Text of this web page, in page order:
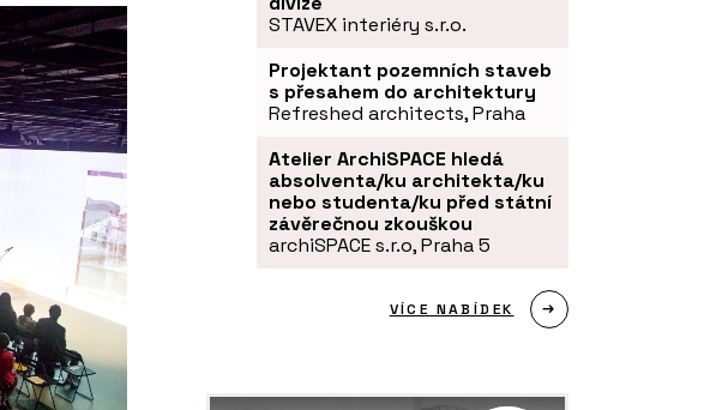
STAVEX interiéry s.r.o.
Projektant pozemních staveb
s přesahem do architektury
Refreshed architects, Praha
Atelier ArchiSPACE hledá
absolventa/ku architekta/ku
nebo studenta/ku před státní
závěrečnou zkouškou
archiSPACE s.r.o, Praha 5
VÍCE NABÍDEK